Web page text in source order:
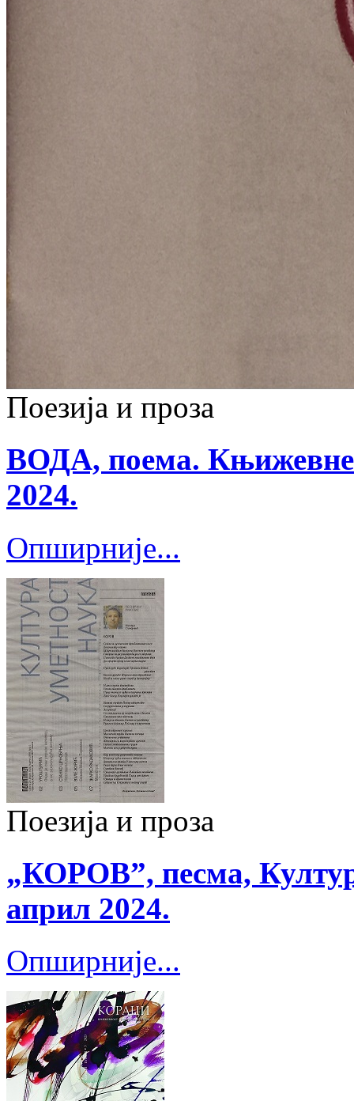
Поезија и проза
ВОДА, поема. Књижевне
2024.
Опширније...
Поезија и проза
„КОРОВ”, песма,
април 2024.
Опширније...